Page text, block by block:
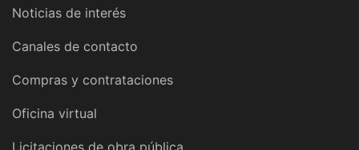
Noticias de interés
Canales de contacto
Compras y contrataciones
Oficina virtual
Licitaciones de obra pública